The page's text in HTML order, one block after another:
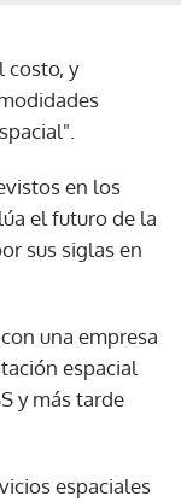
costo, y
en los
el futuro de la
sus siglas en
una empresa
espacial
y más tarde
espaciales